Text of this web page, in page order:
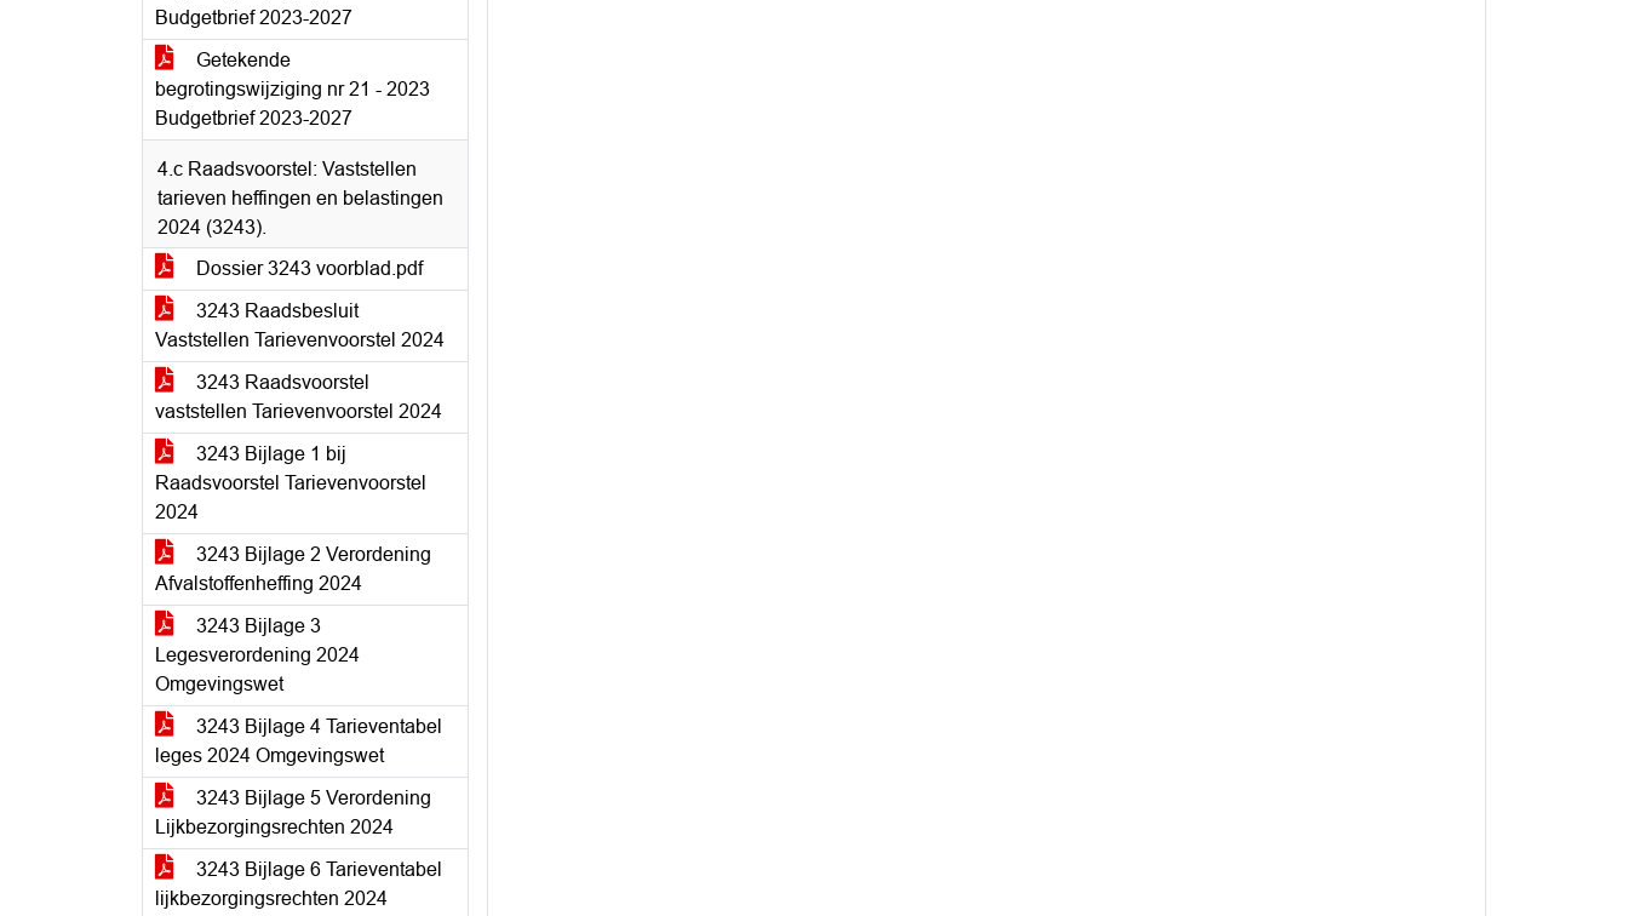
Budgetbrief 2023-2027
Getekende
begrotingswijziging nr 21 - 2023
Budgetbrief 2023-2027
4.c Raadsvoorstel: Vaststellen
tarieven heffingen en belastingen
2024 (3243).
Dossier 3243 voorblad.pdf
3243 Raadsbesluit
Vaststellen Tarievenvoorstel 2024
3243 Raadsvoorstel
vaststellen Tarievenvoorstel 2024
3243 Bijlage 1 bij
Raadsvoorstel Tarievenvoorstel
2024
3243 Bijlage 2 Verordening
Afvalstoffenheffing 2024
3243 Bijlage 3
Legesverordening 2024
Omgevingswet
3243 Bijlage 4 Tarieventabel
leges 2024 Omgevingswet
3243 Bijlage 5 Verordening
Lijkbezorgingsrechten 2024
3243 Bijlage 6 Tarieventabel
lijkbezorgingsrechten 2024